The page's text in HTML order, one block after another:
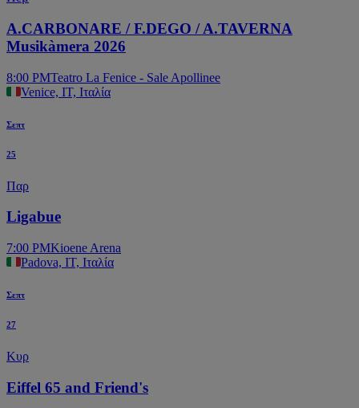
A.CARBONARE / F.DEGO / A.TAVERNA
Musikàmera 2026
8:00 PMTeatro La Fenice - Sale Apollinee
Venice, IT, Ιταλία
Σεπτ
25
Παρ
Ligabue
7:00 PMKioene Arena
Padova, IT, Ιταλία
Σεπτ
27
Κυρ
Eiffel 65 and Friend's